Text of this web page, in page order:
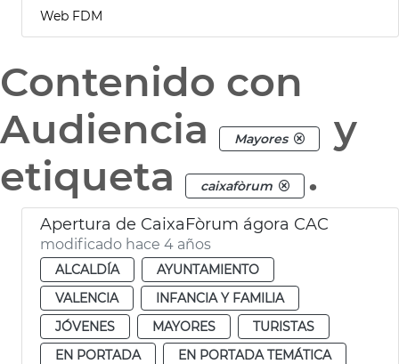
Web FDM
Contenido con
Audiencia
Mayores
y
etiqueta
caixafòrum .
Apertura de CaixaFòrum ágora CAC
modificado hace 4 años
ALCALDÍA
AYUNTAMIENTO
VALENCIA
INFANCIA Y FAMILIA
JÓVENES
MAYORES
TURISTAS
EN PORTADA
EN PORTADA TEMÁTICA